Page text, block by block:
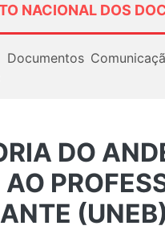
NACIONAL DOS
Documentos
DO
(UNEB)